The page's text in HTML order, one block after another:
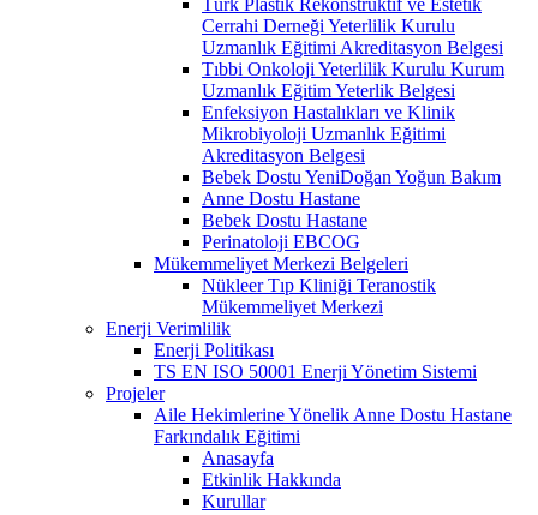
Cerrahi Derneği Yeterlilik Kurulu
Uzmanlık Eğitimi Akreditasyon Belgesi
Tıbbi Onkoloji Yeterlilik Kurulu Kurum
Uzmanlık Eğitim Yeterlik Belgesi
Enfeksiyon Hastalıkları ve Klinik
Mikrobiyoloji Uzmanlık Eğitimi
Akreditasyon Belgesi
Bebek Dostu YeniDoğan Yoğun Bakım
Anne Dostu Hastane
Bebek Dostu Hastane
Perinatoloji EBCOG
Mükemmeliyet Merkezi Belgeleri
Nükleer Tıp Kliniği Teranostik
Mükemmeliyet Merkezi
Enerji Verimlilik
Enerji Politikası
TS EN ISO 50001 Enerji Yönetim Sistemi
Projeler
Aile Hekimlerine Yönelik Anne Dostu Hastane
Farkındalık Eğitimi
Anasayfa
Etkinlik Hakkında
Kurullar